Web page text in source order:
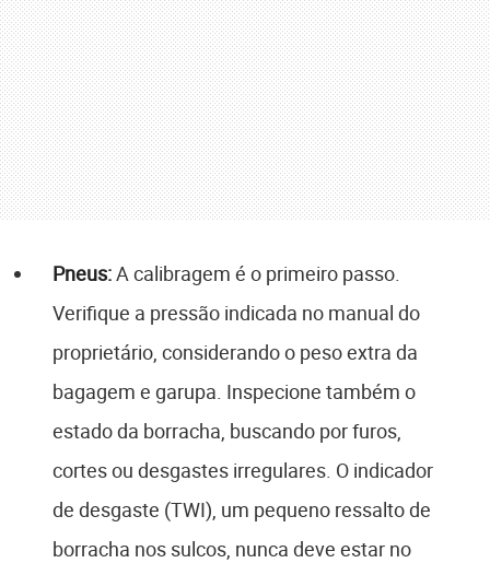
Pneus:A calibragem é o primeiro passo.
Verifique a pressão indicada no manual do
proprietário, considerando o peso extra da
bagagem e garupa. Inspecione também o
estado da borracha, buscando por furos,
cortes ou desgastes irregulares. O indicador
de desgaste (TWI), um pequeno ressalto de
borracha nos sulcos, nunca deve estar no